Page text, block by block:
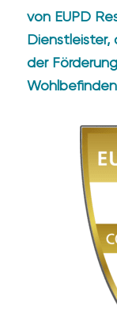
von EUPD
der